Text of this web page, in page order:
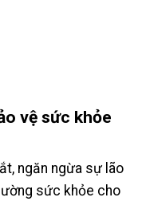
vệ sức khỏe
ngăn ngừa sự lão
sức khỏe cho